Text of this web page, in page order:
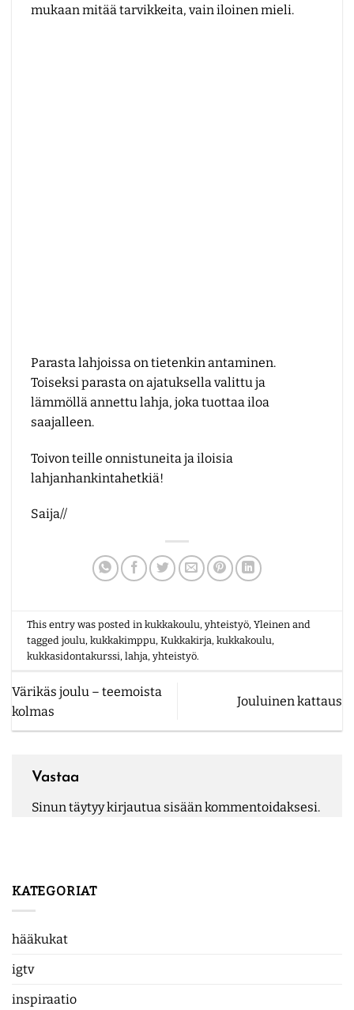
KATEGORIAT
hääkukat
igtv
inspiraatio
Parasta lahjoissa on tietenkin antaminen.
Toiseksi parasta on ajatuksella valittu ja
lämmöllä annettu lahja, joka tuottaa iloa
saajalleen.
Toivon teille onnistuneita ja iloisia
lahjanhankintahetkiä!
Saija//
This entry was posted inkukkakoulu,yhteistyö,Yleinen and
taggedjoulu,kukkakimppu,Kukkakirja,kukkakoulu,
kukkasidontakurssi,lahja,yhteistyö.
Värikäs joulu – teemoista
kolmas
Jouluinen kattaus
Vastaa
Sinun täytyykirjautua sisäänkommentoidaksesi.